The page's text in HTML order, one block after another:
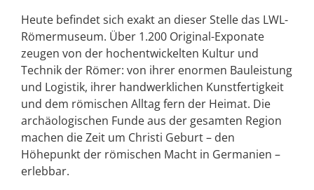
Heute befindet sich exakt an dieser Stelle das LWL-
Römermuseum. Über 1.200 Original-Exponate
zeugen von der hochentwickelten Kultur und
Technik der Römer: von ihrer enormen Bauleistung
und Logistik, ihrer handwerklichen Kunstfertigkeit
und dem römischen Alltag fern der Heimat. Die
archäologischen Funde aus der gesamten Region
machen die Zeit um Christi Geburt – den
Höhepunkt der römischen Macht in Germanien –
erlebbar.